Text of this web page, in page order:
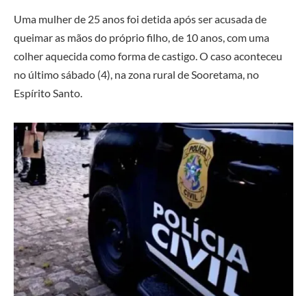
Uma mulher de 25 anos foi detida após ser acusada de
queimar as mãos do próprio filho, de 10 anos, com uma
colher aquecida como forma de castigo. O caso aconteceu
no último sábado (4), na zona rural de Sooretama, no
Espírito Santo.